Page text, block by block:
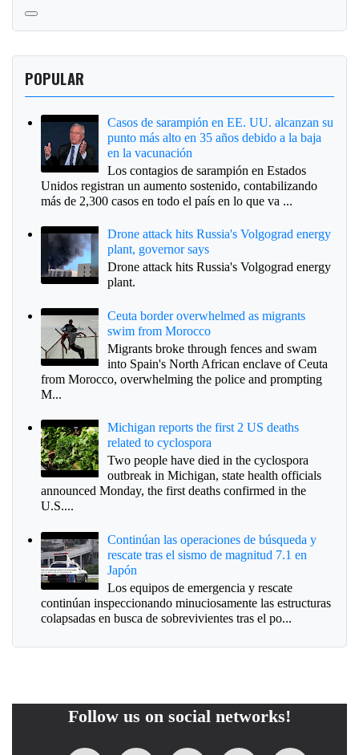
POPULAR
Casos de sarampión en EE. UU. alcanzan su
punto más alto en 35 años debido a la baja
en la vacunación
Los contagios de sarampión en Estados
Unidos registran un aumento sostenido, contabilizando
más de 2,300 casos en todo el país en lo que va ...
Drone attack hits Russia's Volgograd energy
plant, governor says
Drone attack hits Russia's Volgograd energy
plant.
Ceuta border overwhelmed as migrants
swim from Morocco
Migrants broke through fences and swam
into Spain's North African enclave of Ceuta
from Morocco, overwhelming the police and prompting
M...
Michigan reports the first 2 US deaths
related to cyclospora
Two people have died in the cyclospora
outbreak in Michigan, state health officials
announced Monday, the first deaths confirmed in the
U.S....
Continúan las operaciones de búsqueda y
rescate tras el sismo de magnitud 7.1 en
Japón
Los equipos de emergencia y rescate
continúan inspeccionando minuciosamente las estructuras
colapsadas en busca de sobrevivientes tras el po...
Follow us on social networks!